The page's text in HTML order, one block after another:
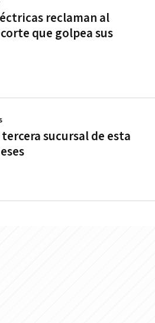
reclaman al
que golpea sus
sucursal de esta